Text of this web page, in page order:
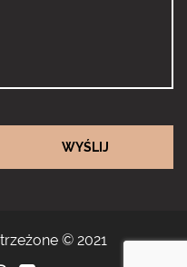
WYŚLIJ
© 2021